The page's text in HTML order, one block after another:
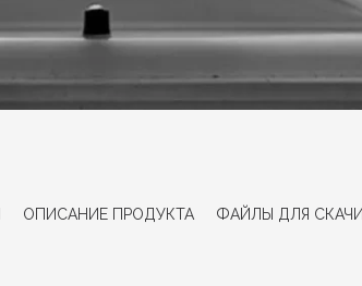
ОПИСАНИЕ ПРОДУКТА ФАЙЛЫ ДЛЯ